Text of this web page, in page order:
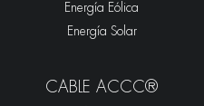
Energía Eólica
Energía Solar
CABLE ACCC®